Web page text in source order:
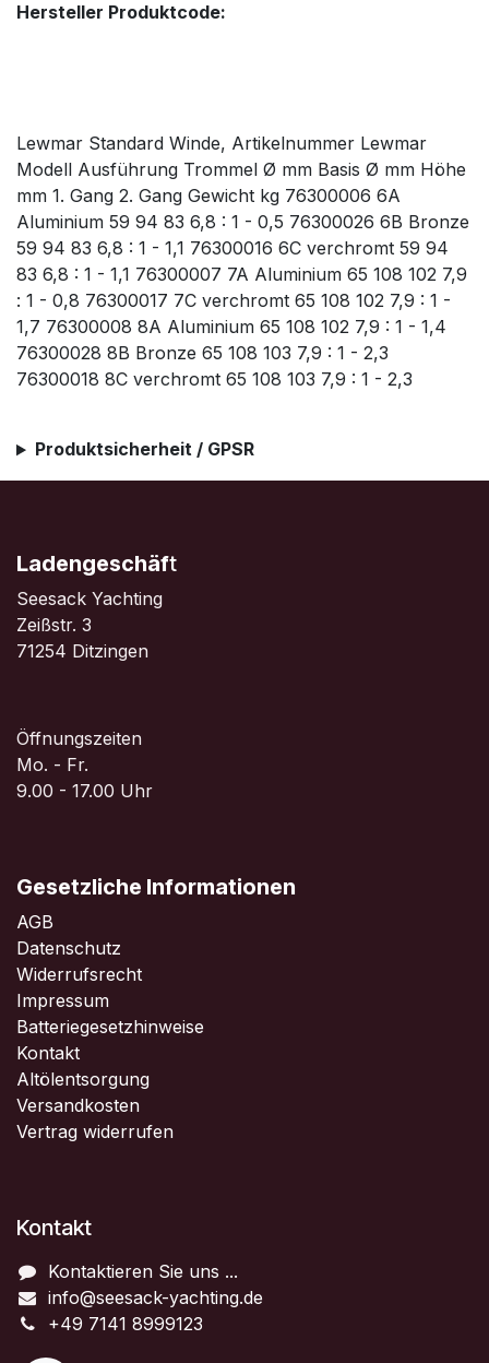
Hersteller Produktcode:
Lewmar Standard Winde, Artikelnummer Lewmar
Modell Ausführung Trommel Ø mm Basis Ø mm Höhe
mm 1. Gang 2. Gang Gewicht kg 76300006 6A
Aluminium 59 94 83 6,8 : 1 - 0,5 76300026 6B Bronze
59 94 83 6,8 : 1 - 1,1 76300016 6C verchromt 59 94
83 6,8 : 1 - 1,1 76300007 7A Aluminium 65 108 102 7,9
: 1 - 0,8 76300017 7C verchromt 65 108 102 7,9 : 1 -
1,7 76300008 8A Aluminium 65 108 102 7,9 : 1 - 1,4
76300028 8B Bronze 65 108 103 7,9 : 1 - 2,3
76300018 8C verchromt 65 108 103 7,9 : 1 - 2,3
Produktsicherheit / GPSR
Ladengeschäft
Seesack Yachting
Zeißstr. 3
71254 Ditzingen
Öffnungszeiten
Mo. - Fr.
9.00 - 17.00 Uhr
Gesetzliche Informationen
AGB
Datenschutz
Widerrufsrecht
Impressum
Batteriegesetzhinweise
Kontakt
Altölentsorgung
Versandkosten
Vertrag widerrufen
Kontakt
Kontaktieren Sie uns ...
info@seesack-yachting.de
+49 7141 8999123